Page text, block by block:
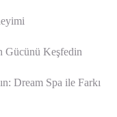
Gücünü Keşfedin
Dream Spa ile Farkı